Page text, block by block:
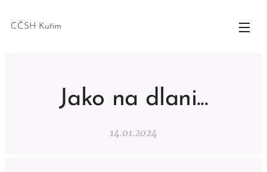
CČSH Kuřim
Jako na dlani...
14.01.2024